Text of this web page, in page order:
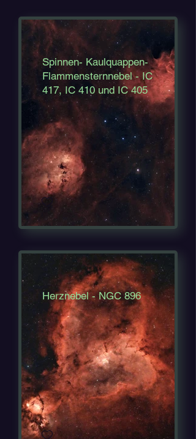
Spinnen- Kaulquappen-
Flammensternnebel - IC
417, IC 410 und IC 405
Herznebel - NGC 896